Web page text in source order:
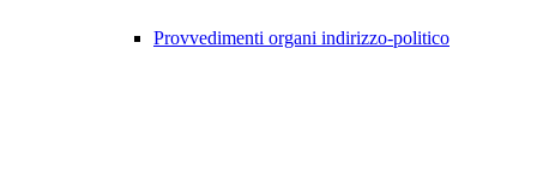
Provvedimenti organi indirizzo-politico